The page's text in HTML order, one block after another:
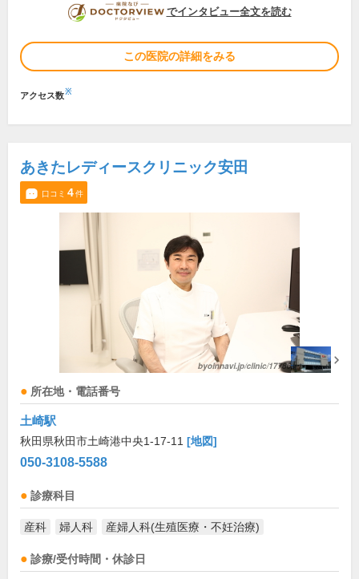
DOCTORVIEW
でインタビュー全文を読む
この医院の詳細をみる
アクセス数※
あきたレディースクリニック安田
口コミ 4件
所在地・電話番号
土崎駅
秋田県秋田市土崎港中央1-17-11 [地図]
050-3108-5588
診療科目
産科 婦人科 産婦人科(生殖医療・不妊治療)
診療/受付時間・休診日